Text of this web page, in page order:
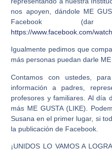
nos apoyen, dándole ME
Facebook
https://www.facebook.com/
Igualmente pedimos que
más personas puedandarle
Contamos con ustedes,
información a padres,
profesores y familiares. Al día
más ME GUSTA (LIKE).
Susana en el primer lugar, si
la publicación de Facebook.
¡UNIDOS LO VAMOS A